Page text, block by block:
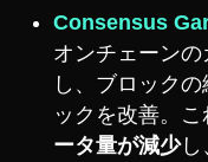
Consensus
オンチェーン
し、ブロック
ックを改善。こ
ータ量が減少し